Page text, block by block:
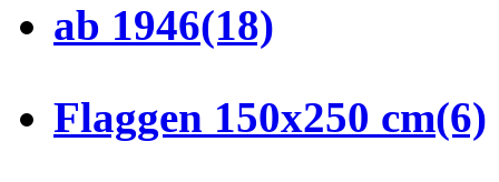
ab 1946(18)
Flaggen 150x250 cm(6)